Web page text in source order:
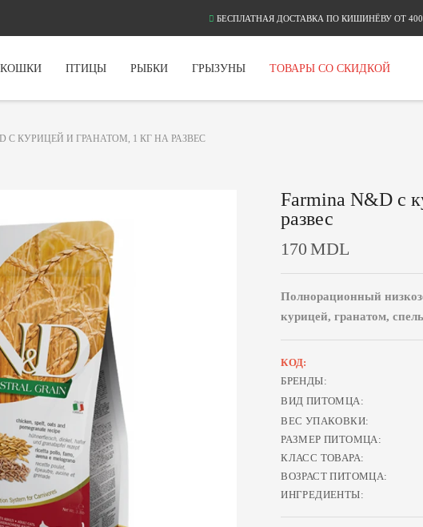
БЕСПЛАТНАЯ ДОСТАВКА ПО КИШИНЁВУ ОТ 400
КОШКИ ПТИЦЫ РЫБКИ ГРЫЗУНЫ ТОВАРЫ СО СКИДКОЙ
С КУРИЦЕЙ И ГРАНАТОМ, 1 КГ НА РАЗВЕС
Farmina N&D с
развес
170 MDL
Полнорационный
курицей, гранатом,
КОД:
БРЕНДЫ:
ВИД ПИТОМЦА:
ВЕС УПАКОВКИ:
РАЗМЕР ПИТОМЦА:
КЛАСС ТОВАРА:
ВОЗРАСТ ПИТОМЦА:
ИНГРЕДИЕНТЫ: